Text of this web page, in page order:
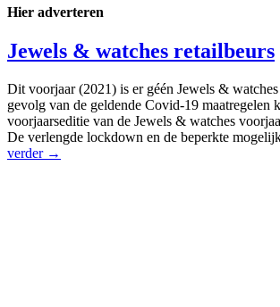
Hier adverteren
Jewels & watches retailbeurs
Dit voorjaar (2021) is er géén Jewels &
gevolg van de geldende Covid-19 maatregelen
voorjaarseditie van de Jewels & watches
De verlengde lockdown en de beperkte
verder →